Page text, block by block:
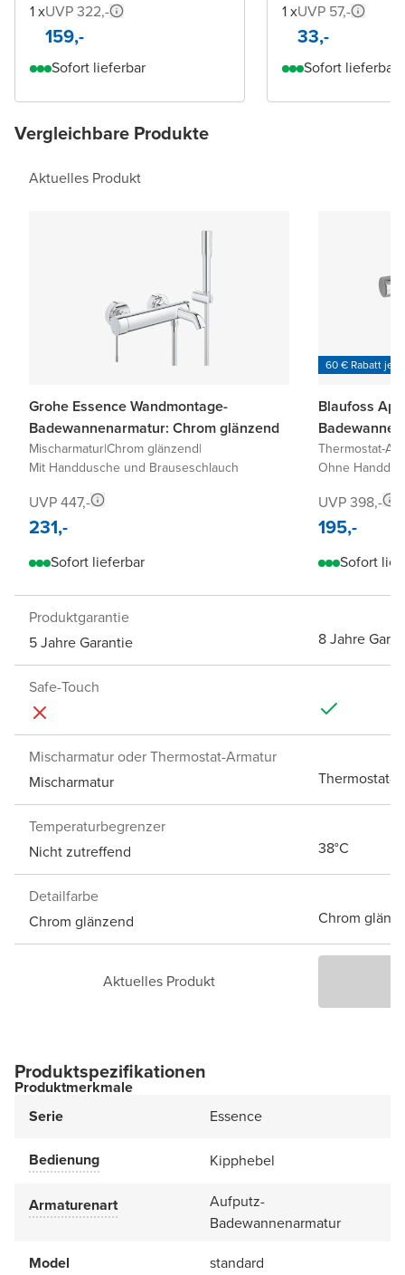
1 xUVP 322,-
159,-
Sofort lieferbar
1 xUVP 57,-
33,-
Sofort lieferbar
Vergleichbare Produkte
Aktuelles Produkt
Grohe Essence Wandmontage-
Badewannenarmatur: Chrom glänzend
Mischarmatur|Chrom glänzend|
Mit Handdusche und Brauseschlauch
UVP 447,-
231,-
Sofort lieferbar
60 € Rabatt je
Blaufoss
Thermostat-
Ohne
UVP 398,-
195,-
Sofort
Produktgarantie
5 Jahre Garantie
8 Jahre
Safe-Touch
Mischarmatur oder Thermostat-Armatur
Mischarmatur
Thermostat-
Temperaturbegrenzer
Nicht zutreffend
38°C
Detailfarbe
Chrom glänzend
Chrom
Aktuelles Produkt
Produktspezifikationen
Produktmerkmale
Serie
Essence
Bedienung Kipphebel
Armaturenart
Aufputz-
Badewannenarmatur
Model
standard